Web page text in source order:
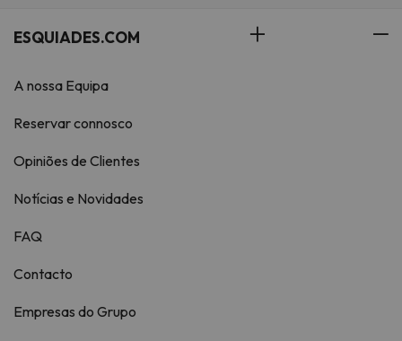
ESQUIADES.COM
A nossa Equipa
Reservar connosco
Opiniões de Clientes
Notícias e Novidades
FAQ
Contacto
Empresas do Grupo